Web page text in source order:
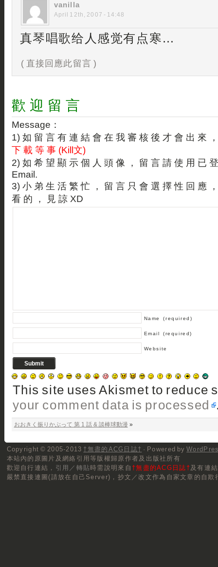
vanilla
April 12th, 2007 - 14:48
真琴唱歌给人感觉有点寒…
( 直接回應此留言 )
歡 迎 留 言
Message：
1) 如 留 言 有 連 結 會 在 我 審 核 後 才 會 出 來
下 載 等 事 (Kill文)
2) 如 希 望 顯 示 個 人 頭 像 ， 留 言 請 使 用 已
Email.
3) 小 弟 生 活 繁 忙 ， 留 言 只 會 選 擇 性 回 應
看 的 ， 見 諒 XD
Name (required)
Email (required)
Website
This site uses Akismet to reduce
your comment data is processed
おおきく振りかぶって 第 1 話 & 談棒球動漫 »
Copyright © 2005-2013 †無盡的ACG日誌† · Powered by
本站內的原圖片及網絡引用等版權歸原作者及出版社所有
歡迎自行連結， 引用／轉貼時需說明來自 †無盡的ACG日誌†及有連
嚴禁直接連圖(請放在自己Server)，抄文／改文作為自家文章的自欺